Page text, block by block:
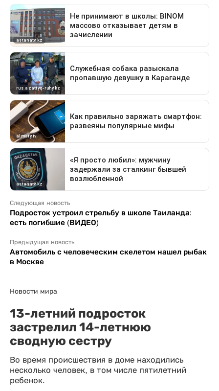
Следующая новость
Подросток устроил стрельбу в школе Таиланда:
есть погибшие (ВИДЕО)
Предыдущая новость
Автомобиль с человеческим скелетом нашел рыбак
в Москве
Новости мира
13-летний подросток
застрелил 14-летнюю
сводную сестру
Во время происшествия в доме находились
несколько человек, в том числе пятилетний
ребенок.